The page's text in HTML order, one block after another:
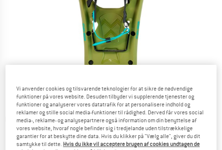
Detaljevisning
Vi anvender cookies og tilsvarende teknologier for at sikre de nødvendige
funktioner på vores website. Desuden tilbyder vi supplerende tjenester og
funktioner og analyserer vores datatrafik for at personalisere indhold og
reklamer og stille social media-funktioner til rådighed. Derved får vores social
media-, reklame- og analysepartnere også information om din benyttelse af
vores website, hvoraf nogle befinder sig i tredjelande uden tilstrækkelige
garantier for at beskytte dine data. Hvis du klikker på "Vælg alle", giver du dit
samtykke til dette. Hvis du ikke vil acceptere brugen af cookies undtagen de